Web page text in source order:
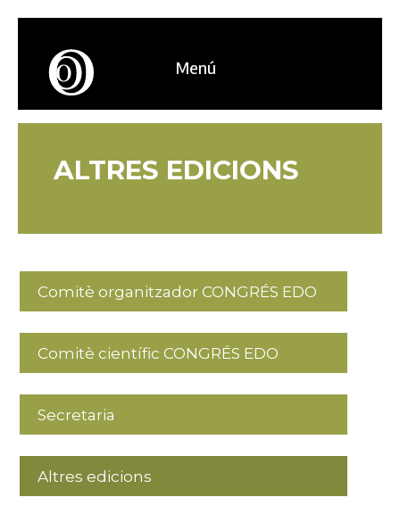
Menú
ALTRES EDICIONS
Comitè organitzador CONGRÉS EDO
Comitè científic CONGRÉS EDO
Secretaria
Altres edicions